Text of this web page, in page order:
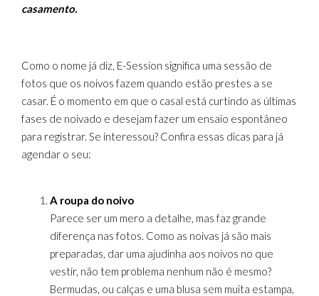
casamento.
Como o nome já diz, E-Session significa uma sessão de
fotos que os noivos fazem quando estão prestes a se
casar. É o momento em que o casal está curtindo as últimas
fases de noivado e desejam fazer um ensaio espontâneo
para registrar. Se interessou? Confira essas dicas para já
agendar o seu:
A roupa do noivo
Parece ser um mero a detalhe, mas faz grande
diferença nas fotos. Como as noivas já são mais
preparadas, dar uma ajudinha aos noivos no que
vestir, não tem problema nenhum não é mesmo?
Bermudas, ou calças e uma blusa sem muita estampa,